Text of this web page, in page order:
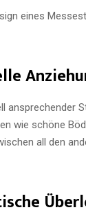
eines
ansprechender
wie schöne
all den